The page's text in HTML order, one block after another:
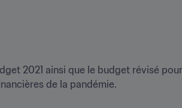
2021 ainsi que le budget révisé
de la pandémie.